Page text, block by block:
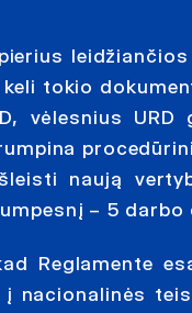
tokio
vėlesnius
naują
– 5 darbo
Reglamente
nacionalinės